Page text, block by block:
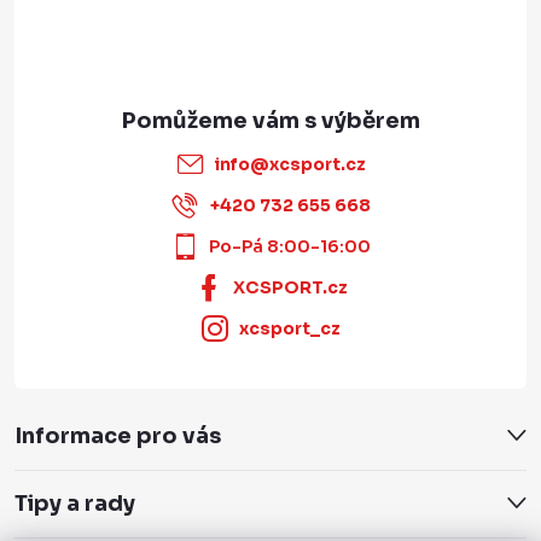
info@xcsport.cz
+420 732 655 668
Po-Pá 8:00-16:00
XCSPORT.cz
xcsport_cz
Informace pro vás
Tipy a rady